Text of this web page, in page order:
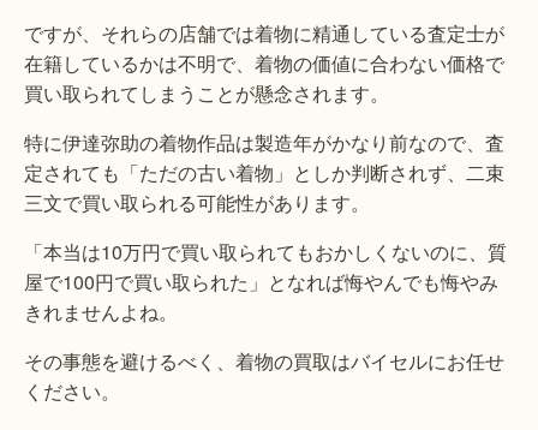
ですが、それらの店舗では着物に精通している査定士が
在籍しているかは不明で、着物の価値に合わない価格で
買い取られてしまうことが懸念されます。
特に伊達弥助の着物作品は製造年がかなり前なので、査
定されても「ただの古い着物」としか判断されず、二束
三文で買い取られる可能性があります。
「本当は10万円で買い取られてもおかしくないのに、質
屋で100円で買い取られた」となれば悔やんでも悔やみ
きれませんよね。
その事態を避けるべく、着物の買取はバイセルにお任せ
ください。